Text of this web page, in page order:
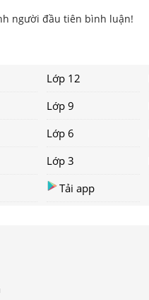
người đầu tiên bình luận!
Lớp 12
Lớp 9
Lớp 6
Lớp 3
Tải app